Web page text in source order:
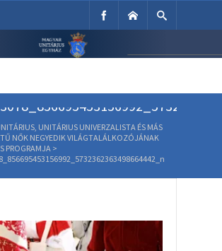
Egyház
UNITÁRIUS UNIVERZALISTA ÉS MÁS
NŐK NEGYEDIK VILÁGTALÁLKOZÓJÁNAK
PROGRAMJA >